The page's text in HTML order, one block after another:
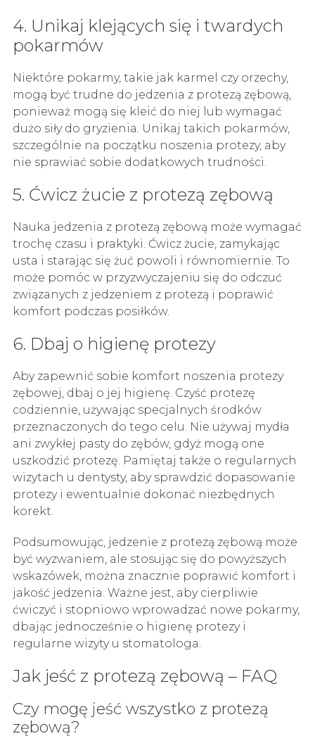
4. Unikaj klejących się i twardych
pokarmów
Niektóre pokarmy, takie jak karmel czy orzechy,
mogą być trudne do jedzenia z protezą zębową,
ponieważ mogą się kleić do niej lub wymagać
dużo siły do gryzienia. Unikaj takich pokarmów,
szczególnie na początku noszenia protezy, aby
nie sprawiać sobie dodatkowych trudności.
5. Ćwicz żucie z protezą zębową
Nauka jedzenia z protezą zębową może wymagać
trochę czasu i praktyki. Ćwicz żucie, zamykając
usta i starając się żuć powoli i równomiernie. To
może pomóc w przyzwyczajeniu się do odczuć
związanych z jedzeniem z protezą i poprawić
komfort podczas posiłków.
6. Dbaj o higienę protezy
Aby zapewnić sobie komfort noszenia protezy
zębowej, dbaj o jej higienę. Czyść protezę
codziennie, używając specjalnych środków
przeznaczonych do tego celu. Nie używaj mydła
ani zwykłej pasty do zębów, gdyż mogą one
uszkodzić protezę. Pamiętaj także o regularnych
wizytach u dentysty, aby sprawdzić dopasowanie
protezy i ewentualnie dokonać niezbędnych
korekt.
Podsumowując, jedzenie z protezą zębową może
być wyzwaniem, ale stosując się do powyższych
wskazówek, można znacznie poprawić komfort i
jakość jedzenia. Ważne jest, aby cierpliwie
ćwiczyć i stopniowo wprowadzać nowe pokarmy,
dbając jednocześnie o higienę protezy i
regularne wizyty u stomatologa.
Jak jeść z protezą zębową – FAQ
Czy mogę jeść wszystko z protezą
zębową?